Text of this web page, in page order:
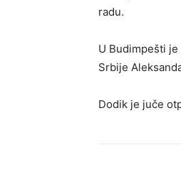
radu.
U Budimpešti
Srbije
Dodik je juče